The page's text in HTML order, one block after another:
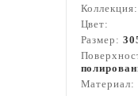
Коллекция:
Цвет:
Размер:
Материал: